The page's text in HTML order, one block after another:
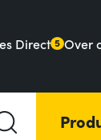
Direct 5 Over